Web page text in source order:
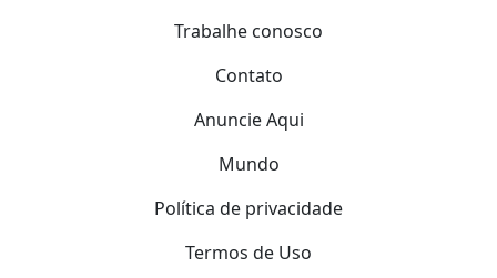
Trabalhe conosco
Contato
Anuncie Aqui
Mundo
Política de privacidade
Termos de Uso